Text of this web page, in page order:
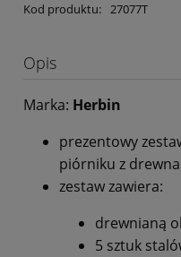
Kod produktu: 27077T
Opis
Marka: Herbin
prezentowy
piórniku z
zestaw zawiera:
drewnianą
5 sztuk